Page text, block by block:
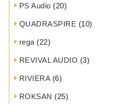
PS Audio (20)
QUADRASPIRE (10)
rega (22)
REVIVAL AUDIO (3)
RIVIERA(6)
ROKSAN (25)